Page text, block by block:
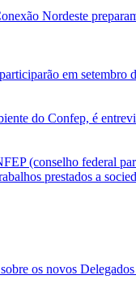
Nordeste
em
do Confep, é
(conselho federal
prestados a
os novos